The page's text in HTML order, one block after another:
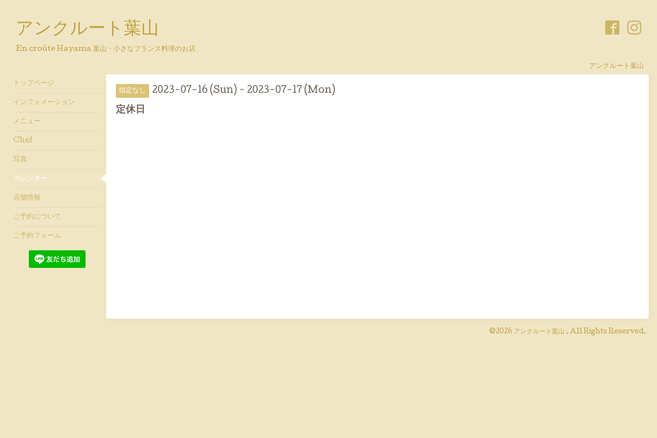
アンクルート葉山
En croûte Hayama 葉山・小さなフランス料理のお店
アンクルート葉山
指定なし 2023-07-16 (Sun) - 2023-07-17 (Mon)
定休日
©2026 アンクルート葉山 . All Rights Reserved.
トップページ
インフォメーション
メニュー
Chef
写真
カレンダー
店舗情報
ご予約について
ご予約フォーム